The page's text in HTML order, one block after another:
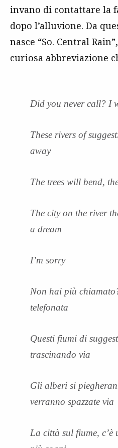
invano di contattare la
dopo l’alluvione. Da
nasce “So. Central
curiosa abbreviazione
Did you never call? I
These rivers of
away
The trees will bend,
The city on the river
a dream
I’m sorry
Non hai più
telefonata
Questi fiumi di
trascinando via
Gli alberi si
verranno spazzate via
La città sul fiume, c’è